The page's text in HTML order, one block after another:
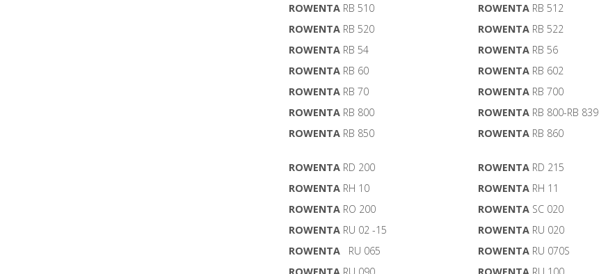
ROWENTARB 510 ROWENTARB 512
ROWENTARB 520 ROWENTARB 522
ROWENTARB 54 ROWENTARB 56
ROWENTARB 60 ROWENTARB 602
ROWENTARB 70 ROWENTARB 700
ROWENTARB 800 ROWENTARB 800-RB 839
ROWENTARB 850 ROWENTARB 860
ROWENTARD 200 ROWENTARD 215
ROWENTARH 10 ROWENTARH 11
ROWENTARO 200 ROWENTASC 020
ROWENTARU 02 -15 ROWENTARU 020
ROWENTARU 065 ROWENTARU 070S